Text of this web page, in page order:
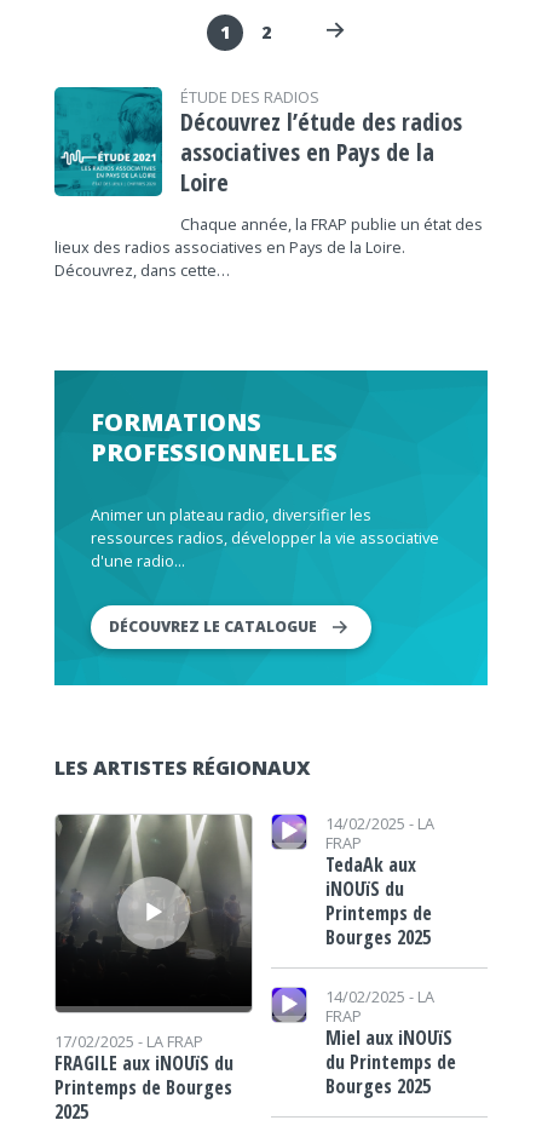
1 2
ÉTUDE DES RADIOS
Découvrez l’étude des radios
associatives en Pays de la
Loire
Chaque année, la FRAP publie un état des
lieux des radios associatives en Pays de la Loire.
Découvrez, dans cette…
FORMATIONS
PROFESSIONNELLES
Animer un plateau radio, diversifier les
ressources radios, développer la vie associative
d'une radio...
DÉCOUVREZ LE CATALOGUE
LES ARTISTES RÉGIONAUX
Lecteur audio
17/02/2025 - LA FRAP
FRAGILE aux iNOUïS du
Printemps de Bourges
2025
Lecteur audio 14/02/2025 - LA
FRAP
TedaAk aux
iNOUïS du
Printemps de
Bourges 2025
Lecteur audio
14/02/2025 - LA
FRAP
Miel aux iNOUïS
du Printemps de
Bourges 2025